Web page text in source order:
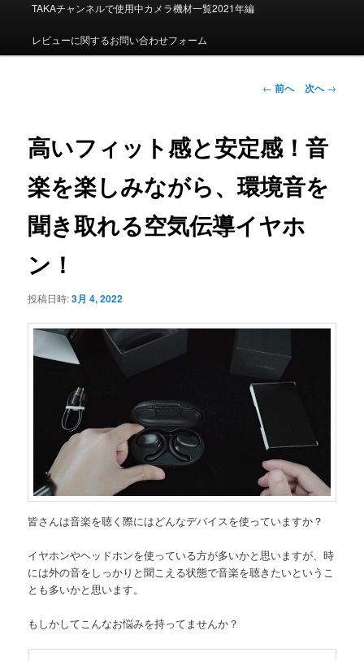
ュ
TAKAチャンネルで使用中カメラ機材一覧2021年編
レビューに関するお問い合わせフォーム
投
ビ
ゲ
ー
シ
ン
← 前へ 次へ→
高いフィット感と安定感！音
楽を楽しみながら、環境音を
聞き取れる空気伝導イヤホ
ン！
投稿日時:3月 4, 2022
皆さんは音楽を聴く際にはどんなデバイスを使っていますか？
イヤホンやヘッドホンを使っている方が多いかと思いますが、時
には外の音をしっかりと聞こえる状態で音楽を聴きたいというこ
とも多いかと思います。
もしかしてこんなお悩みを持ってませんか？